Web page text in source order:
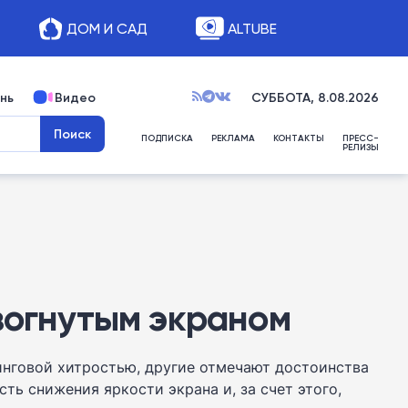
ДОМ И САД ALTUBE
Видео СУББОТА, 8.08.2026
ПОДПИСКА РЕКЛАМА КОНТАКТЫ ПРЕСС-
РЕЛИЗЫ
экраном
хитростью, другие отмечают достоинства
снижения яркости экрана и, за счет этого,